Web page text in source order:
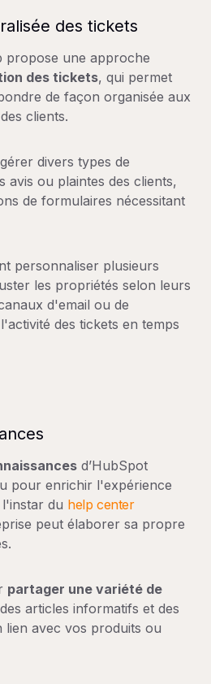
des tickets
propose une approche
des tickets, qui permet
de façon organisée aux
clients.
divers types de
avis ou plaintes des clients,
de formulaires nécessitant
personnaliser plusieurs
les propriétés selon leurs
d'email ou de
des tickets en temps
d’HubSpot
pour enrichir l'expérience
du help center
peut élaborer sa propre
partager une variété de
articles informatifs et des
lien avec vos produits ou